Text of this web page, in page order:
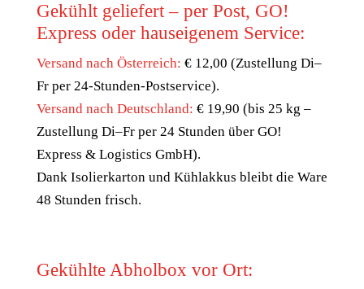
Gekühlt geliefert – per Post, GO!
Express oder hauseigenem Service:
Versand nach Österreich: € 12,00 (Zustellung Di–
Fr per 24-Stunden-Postservice).
Versand nach Deutschland: € 19,90 (bis 25 kg –
Zustellung Di–Fr per 24 Stunden über GO!
Express & Logistics GmbH).
Dank Isolierkarton und Kühlakkus bleibt die Ware
48 Stunden frisch.
Gekühlte Abholbox vor Ort: